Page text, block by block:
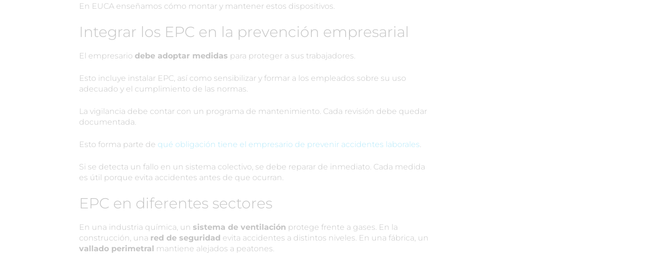
En EUCA enseñamos cómo montar y mantener estos dispositivos.
Integrar los EPC en la prevención empresarial
El empresario debe adoptar medidas para proteger a sus trabajadores.
Esto incluye instalar EPC, así como sensibilizar y formar a los empleados sobre su uso
adecuado y el cumplimiento de las normas.
La vigilancia debe contar con un programa de mantenimiento. Cada revisión debe quedar
documentada.
Esto forma parte de qué obligación tiene el empresario de prevenir accidentes laborales.
Si se detecta un fallo en un sistema colectivo, se debe reparar de inmediato. Cada medida
es útil porque evita accidentes antes de que ocurran.
EPC en diferentes sectores
En una industria química, un sistema de ventilación protege frente a gases. En la
construcción, una red de seguridad evita accidentes a distintos niveles. En una fábrica, un
vallado perimetral
mantiene alejados a peatones.